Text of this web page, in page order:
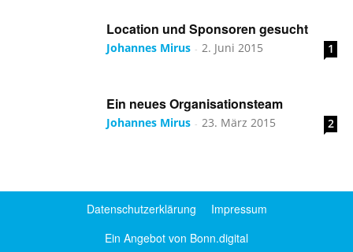
Location und Sponsoren gesucht
Johannes Mirus - 2. Juni 2015 1
Ein neues Organisationsteam
Johannes Mirus - 23. März 2015 2
Datenschutzerklärung
Impressum
Ein Angebot von Bonn.digital